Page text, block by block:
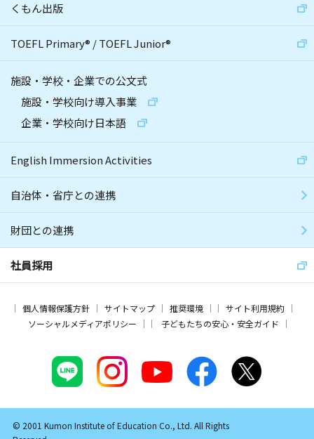
くもん出版
TOEFL Primary® /TOEFL Junior®
施設・学校・企業での公文式
施設・学校向け導入事業
企業・学校向け日本語
English Immersion Activities
自治体・省庁との連携
財団との連携
社員採用
個人情報保護方針 サイトマップ 推奨環境
サイト利用規約
ソーシャルメディアポリシー
子どもたちの安心・安全ガイド
© 2001 Kumon Institute of Education Co., Ltd. All Rights